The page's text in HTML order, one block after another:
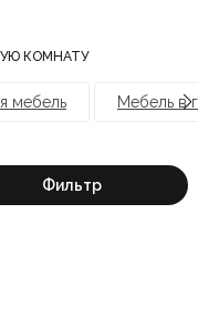
КОМНАТУ
мебель Мебель в
Фильтр